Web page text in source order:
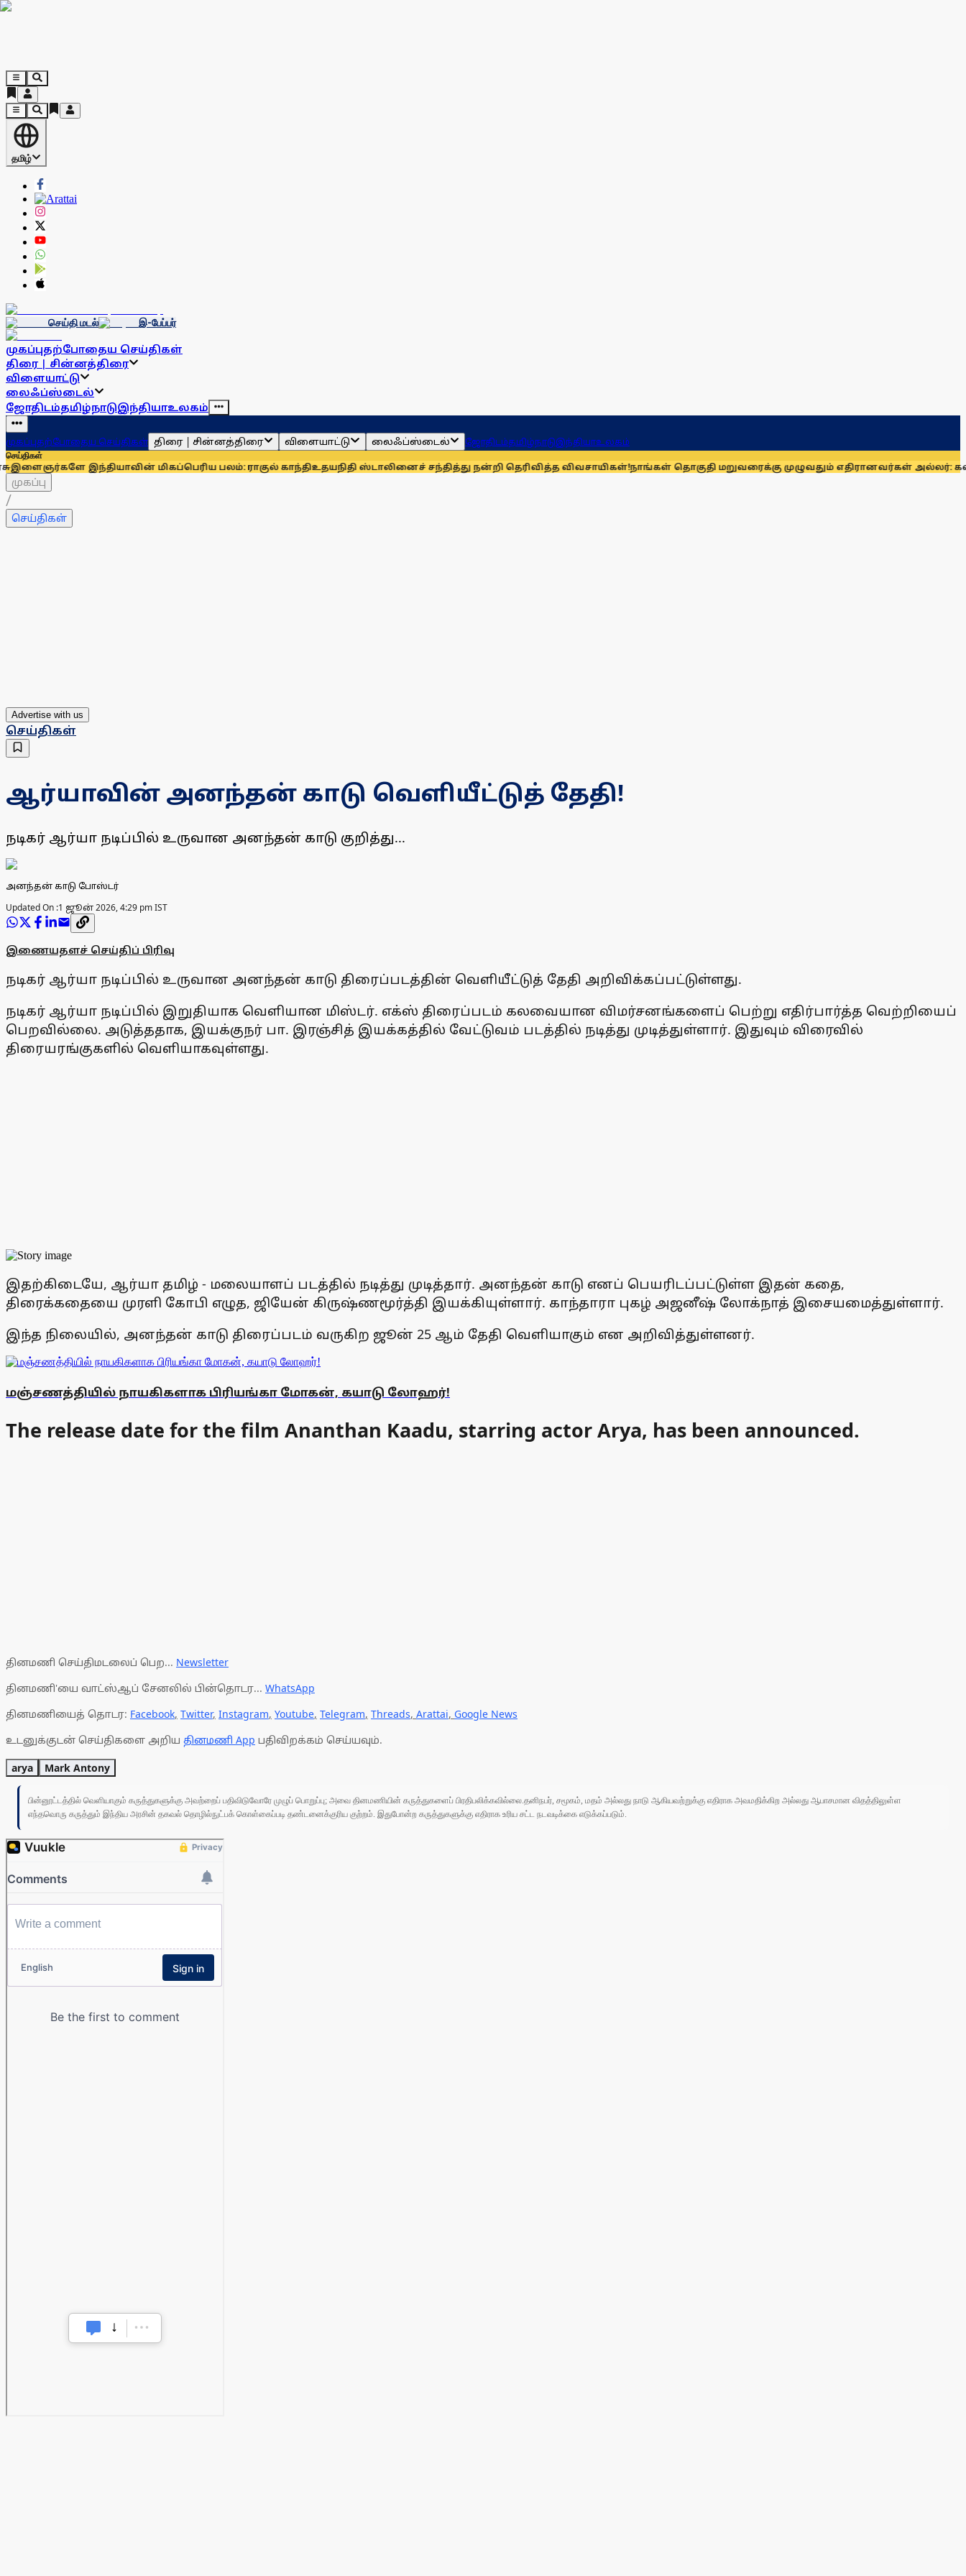
தமிழ்
செய்தி மடல் இ-பேப்பர்
முகப்புதற்போதைய செய்திகள்
திரை | சின்னத்திரை
விளையாட்டு
லைஃப்ஸ்டைல்
ஜோதிடம்தமிழ்நாடுஇந்தியாஉலகம்
முகப்புதற்போதைய செய்திகள் திரை | சின்னத்திரை விளையாட்டு லைஃப்ஸ்டைல் ஜோதிடம்தமிழ்நாடுஇந்தியாஉலகம்
செய்திகள்
இந்தியாவின் மிகப்பெரிய பலம்: ராகுல் காந்திஉதயநிதி ஸ்டாலினைச் சந்தித்து நன்றி தெரிவித்த விவசாயிகள்!நாங்கள் தொகுதி மறுவரைக்கு முழுவதும் எதிரானவர்கள் அல்லர்: கனிமொழி
முகப்பு
/
செய்திகள்
Advertise with us
செய்திகள்
ஆர்யாவின் அனந்தன் காடு வெளியீட்டுத் தேதி!
நடிகர் ஆர்யா நடிப்பில் உருவான அனந்தன் காடு குறித்து...
அனந்தன் காடு போஸ்டர்
Updated On :1 ஜூன் 2026, 4:29 pm IST
இணையதளச் செய்திப் பிரிவு
நடிகர் ஆர்யா நடிப்பில் உருவான அனந்தன் காடு திரைப்படத்தின் வெளியீட்டுத் தேதி அறிவிக்கப்பட்டுள்ளது.
நடிகர் ஆர்யா நடிப்பில் இறுதியாக வெளியான மிஸ்டர். எக்ஸ் திரைப்படம் கலவையான விமர்சனங்களைப் பெற்று எதிர்பார்த்த வெற்றியைப்
பெறவில்லை. அடுத்ததாக, இயக்குநர் பா. இரஞ்சித் இயக்கத்தில் வேட்டுவம் படத்தில் நடித்து முடித்துள்ளார். இதுவும் விரைவில்
திரையரங்குகளில் வெளியாகவுள்ளது.
இதற்கிடையே, ஆர்யா தமிழ் - மலையாளப் படத்தில் நடித்து முடித்தார். அனந்தன் காடு எனப் பெயரிடப்பட்டுள்ள இதன் கதை,
திரைக்கதையை முரளி கோபி எழுத, ஜியேன் கிருஷ்ணமூர்த்தி இயக்கியுள்ளார். காந்தாரா புகழ் அஜனீஷ் லோக்நாத் இசையமைத்துள்ளார்.
இந்த நிலையில், அனந்தன் காடு திரைப்படம் வருகிற ஜூன் 25 ஆம் தேதி வெளியாகும் என அறிவித்துள்ளனர்.
மஞ்சணத்தியில் நாயகிகளாக பிரியங்கா மோகன், கயாடு லோஹர்!
The release date for the film Ananthan Kaadu, starring actor Arya, has been announced.
தினமணி செய்திமடலைப் பெற... Newsletter
தினமணி'யை வாட்ஸ்ஆப் சேனலில் பின்தொடர... WhatsApp
தினமணியைத் தொடர: Facebook, Twitter, Instagram, Youtube, Telegram, Threads, Arattai, Google News
உடனுக்குடன் செய்திகளை அறிய தினமணி App பதிவிறக்கம் செய்யவும்.
arya Mark Antony
பின்னூட்டத்தில் வெளியாகும் கருத்துகளுக்கு அவற்றைப் பதிவிடுவோரே முழுப் பொறுப்பு; அவை தினமணியின் கருத்துகளைப் பிரதிபலிக்கவில்லை.தனிநபர், சமூகம், மதம் அல்லது நாடு ஆகியவற்றுக்கு எதிராக அவமதிக்கிற அல்லது ஆபாசமான விதத்திலுள்ள
எந்தவொரு கருத்தும் இந்திய அரசின் தகவல் தொழில்நுட்பக் கொள்கைப்படி தண்டனைக்குரிய குற்றம். இதுபோன்ற கருத்துகளுக்கு எதிராக உரிய சட்ட நடவடிக்கை எடுக்கப்படும்.